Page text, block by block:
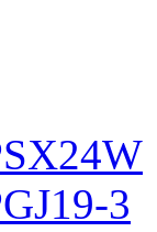
3